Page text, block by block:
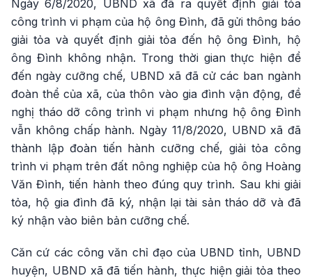
Ngày 6/8/2020, UBND xã đã ra quyết định giải tỏa
công trình vi phạm của hộ ông Đình, đã gửi thông báo
giải tỏa và quyết định giải tỏa đến hộ ông Đình, hộ
ông Đình không nhận. Trong thời gian thực hiện để
đến ngày cưỡng chế, UBND xã đã cử các ban ngành
đoàn thể của xã, của thôn vào gia đình vận động, đề
nghị tháo dỡ công trình vi phạm nhưng hộ ông Đình
vẫn không chấp hành. Ngày 11/8/2020, UBND xã đã
thành lập đoàn tiến hành cưỡng chế, giải tỏa công
trình vi phạm trên đất nông nghiệp của hộ ông Hoàng
Văn Đình, tiến hành theo đúng quy trình. Sau khi giải
tỏa, hộ gia đình đã ký, nhận lại tài sản tháo dỡ và đã
ký nhận vào biên bản cưỡng chế.
Căn cứ các công văn chỉ đạo của UBND tỉnh, UBND
huyện, UBND xã đã tiến hành, thực hiện giải tỏa theo